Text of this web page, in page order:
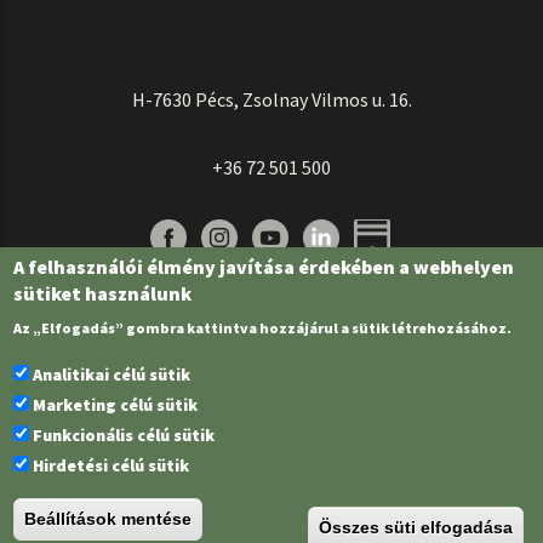
H-7630 Pécs, Zsolnay Vilmos u. 16.
+36 72 501 500
Pécsi Tudományegyetem | Kancellária |
PTE Login
A felhasználói élmény javítása érdekében a webhelyen
sütiket használunk
Az „Elfogadás” gombra kattintva hozzájárul a sütik létrehozásához.
Analitikai célú sütik
Marketing célú sütik
Funkcionális célú sütik
Hirdetési célú sütik
Beállítások mentése Összes süti elfogadása